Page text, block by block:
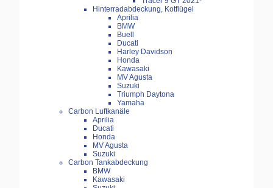
Hinterradabdeckung, Kotflügel
Aprilia
BMW
Buell
Ducati
Harley Davidson
Honda
Kawasaki
MV Agusta
Suzuki
Triumph Daytona
Yamaha
Carbon Luftkanäle
Aprilia
Ducati
Honda
MV Agusta
Suzuki
Carbon Tankabdeckung
BMW
Kawasaki